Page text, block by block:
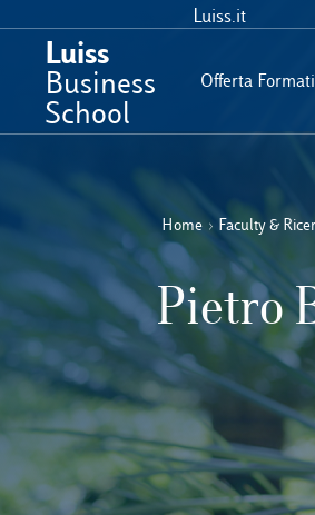
Luiss.it
Luiss
Business
School
Offerta
Home › Faculty &
Pietro